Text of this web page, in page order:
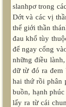
slanhpơ trong
Dớt và các vị
thế giới thần
đau khổ tùy
để ngay cổng
những điều
dữ từ đó ra đem
hai thứ rồi phân
buồn, hạnh
lấy ra từ cái